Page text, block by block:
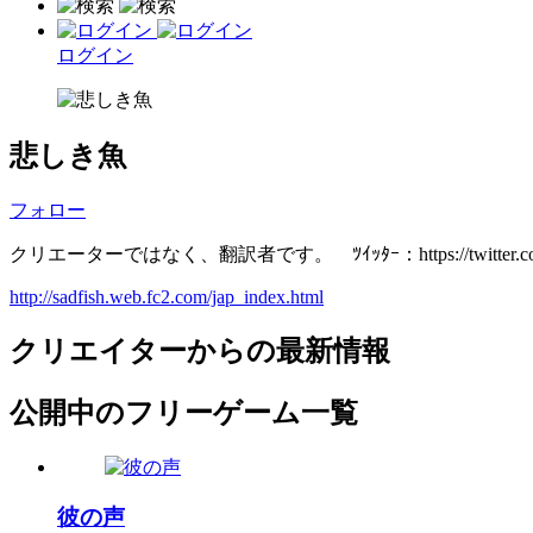
ログイン
悲しき魚
フォロー
クリエーターではなく、翻訳者です。 ﾂｲｯﾀｰ：https://
http://sadfish.web.fc2.com/jap_index.html
クリエイターからの最新情報
公開中のフリーゲーム一覧
彼の声